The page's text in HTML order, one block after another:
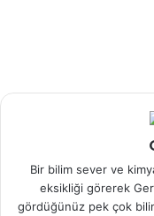
Bir bilim sever ve
eksikliği görerek
gördüğünüz pek çok